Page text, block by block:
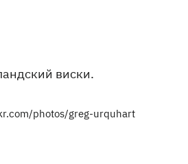
виски.
photos/greg-urquhart